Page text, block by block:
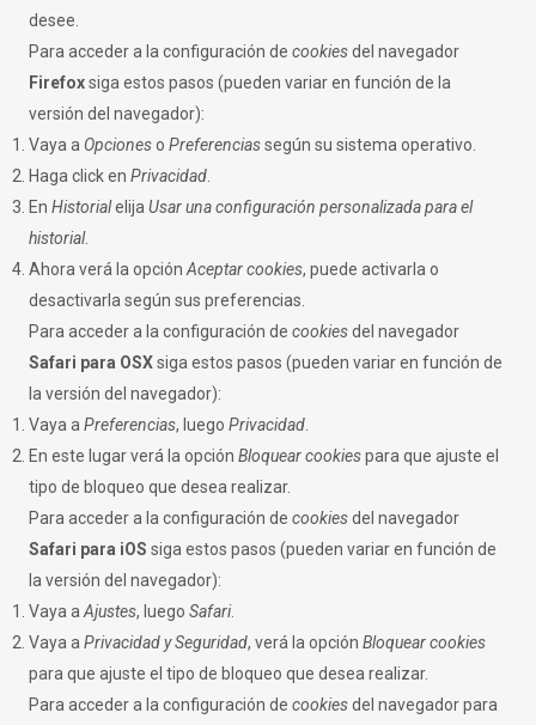
desee.
Para acceder a la configuración de cookiesdel navegador
Firefoxsiga estos pasos (pueden variar en función de la
versión del navegador):
Vaya a Opcioneso Preferenciassegún su sistema operativo.
Haga click en Privacidad
En Historialelija Usar una configuración personalizada para el
historial.
Ahora verá la opción Aceptar cookies, puede activarla o
desactivarla según sus preferencias.
Para acceder a la configuración de cookiesdel navegador
Safari para OSXsiga estos pasos (pueden variar en función de
la versión del navegador):
Vaya a Preferencias, luego Privacidad
En este lugar verá la opción Bloquear cookiespara que ajuste el
tipo de bloqueo que desea realizar.
Para acceder a la configuración de cookiesdel navegador
Safari para iOS siga estos pasos (pueden variar en función de
la versión del navegador):
Vaya a Ajustes, luego Safari.
Vaya a Privacidad y Seguridad, verá la opción Bloquear cookies
para que ajuste el tipo de bloqueo que desea realizar.
Para acceder a la configuración de cookiesdel navegador para